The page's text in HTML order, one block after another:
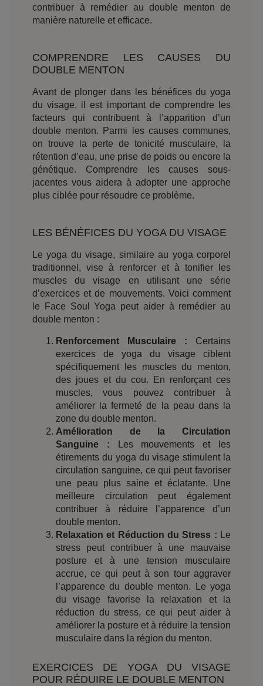
contribuer à remédier au double menton de
manière naturelle et efficace.
COMPRENDRE LES CAUSES DU
DOUBLE MENTON
Avant de plonger dans les bénéfices du yoga
du visage, il est important de comprendre les
facteurs qui contribuent à l’apparition d’un
double menton. Parmi les causes communes,
on trouve la perte de tonicité musculaire, la
rétention d’eau, une prise de poids ou encore la
génétique. Comprendre les causes sous-
jacentes vous aidera à adopter une approche
plus ciblée pour résoudre ce problème.
LES BÉNÉFICES DU YOGA DU VISAGE
Le yoga du visage, similaire au yoga corporel
traditionnel, vise à renforcer et à tonifier les
muscles du visage en utilisant une série
d’exercices et de mouvements. Voici comment
le Face Soul Yoga peut aider à remédier au
double menton :
Renforcement Musculaire : Certains
exercices de yoga du visage ciblent
spécifiquement les muscles du menton,
des joues et du cou. En renforçant ces
muscles, vous pouvez contribuer à
améliorer la fermeté de la peau dans la
zone du double menton.
Amélioration de la Circulation
Sanguine : Les mouvements et les
étirements du yoga du visage stimulent la
circulation sanguine, ce qui peut favoriser
une peau plus saine et éclatante. Une
meilleure circulation peut également
contribuer à réduire l’apparence d’un
double menton.
Relaxation et Réduction du Stress : Le
stress peut contribuer à une mauvaise
posture et à une tension musculaire
accrue, ce qui peut à son tour aggraver
l’apparence du double menton. Le yoga
du visage favorise la relaxation et la
réduction du stress, ce qui peut aider à
améliorer la posture et à réduire la tension
musculaire dans la région du menton.
EXERCICES DE YOGA DU VISAGE
POUR RÉDUIRE LE DOUBLE MENTON